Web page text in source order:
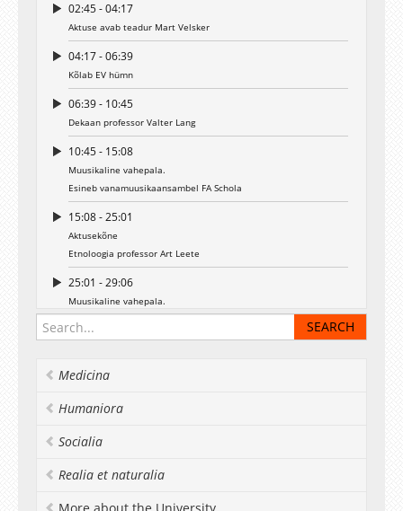
02:45 - 04:17
Aktuse avab teadur Mart Velsker
04:17 - 06:39
Kõlab EV hümn
06:39 - 10:45
Dekaan professor Valter Lang
10:45 - 15:08
Muusikaline vahepala.
Esineb vanamuusikaansambel FA Schola
15:08 - 25:01
Aktusekõne
Etnoloogia professor Art Leete
25:01 - 29:06
Muusikaline vahepala.
Muusikaline vahepala.
Tänukõne lõpetajate esindajalt
Medicina
Humaniora
Socialia
Realia et naturalia